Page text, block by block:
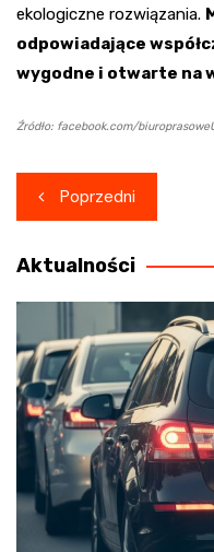
ekologiczne rozwiązania.
odpowiadające
wygodne i otwarte na
Źródło: facebook.com/
Nawigacja
wpisu
Poprzedni
Aktualności